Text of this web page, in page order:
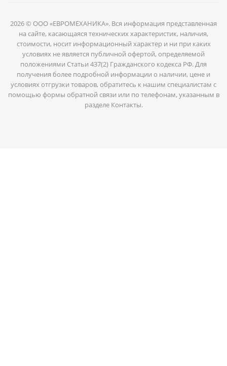
2026 © ООО «ЕВРОМЕХАНИКА». Вся информация представленная
на сайте, касающаяся технических характеристик, наличия,
стоимости, носит информационный характер и ни при каких
условиях не является публичной офертой, определяемой
положениями Статьи 437(2) Гражданского кодекса РФ. Для
получения более подробной информации о наличии, цене и
условиях отгрузки товаров, обратитесь к нашим специалистам с
помощью формы обратной связи или по телефонам, указанным в
разделе Контакты.